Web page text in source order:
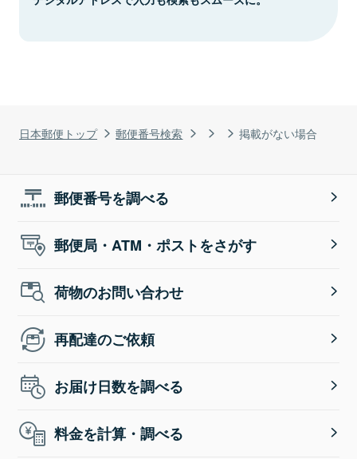
日本郵便トップ 郵便番号検索 掲載がない場合
郵便番号を調べる
郵便局・ATM・ポストをさがす
荷物のお問い合わせ
再配達のご依頼
お届け日数を調べる
料金を計算・調べる